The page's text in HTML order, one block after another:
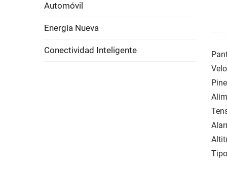
Automóvil
Energía Nueva
Conectividad Inteligente